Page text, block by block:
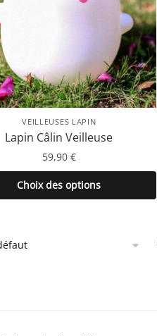
VEILLEUSES LAPIN
Lapin Câlin Veilleuse
59,90 €
Choix des options
Ce
produit